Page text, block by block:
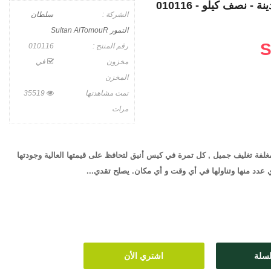
- نصف كيلو - 010116
الشركة :
سلطان
التمور Sultan AlTomouR
رقم المنتج :
مخزون
في
المخزن
تمت مشاهدتها
35519
مرات
تغليف جميل , كل تمرة في كيس أنيق لتحافظ على قيمتها العالية وجودتها
عدد منها وتناولها في أي وقت و أي مكان. يصلح تقدي...